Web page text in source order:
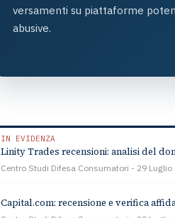
versamenti su piattaforme
abusive.
IN EVIDENZA
Linity Trades recensioni: analisi del
Centro Studi Difesa Consumatori 29 Luglio
Capital.com: recensione e verifica